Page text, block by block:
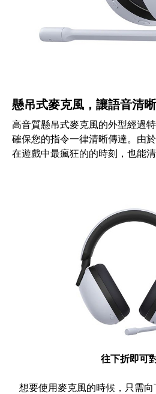
懸吊式麥克風，讓語音清
高音質懸吊式麥克風的外型經過
確保您的指令一律清晰傳達。由
在遊戲中最瘋狂的的時刻，也能清
往下折即可
想要使用麥克風的時候，只需